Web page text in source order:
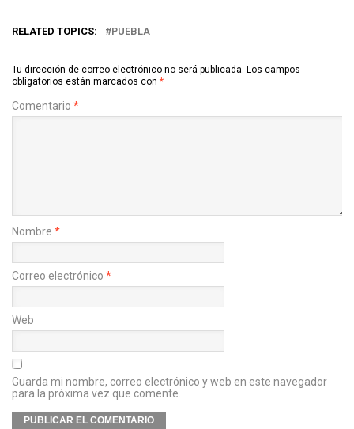
RELATED TOPICS: PUEBLA
Tu dirección de correo electrónico no será publicada. Los campos
obligatorios están marcados con *
Comentario *
Nombre *
Correo electrónico *
Web
Guarda mi nombre, correo electrónico y web en este navegador
para la próxima vez que comente.